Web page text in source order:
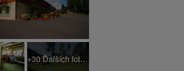
+30 Ďalších fotiek